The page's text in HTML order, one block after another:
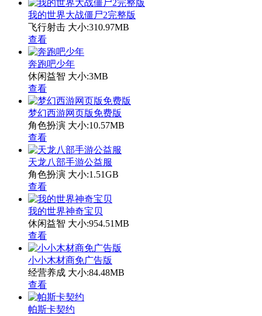
我的世界大战僵尸2完整版
飞行射击 大小:310.97MB
查看
奔跑吧少年
休闲益智 大小:3MB
查看
梦幻西游网页版免费版
角色扮演 大小:10.57MB
查看
天龙八部手游公益服
角色扮演 大小:1.51GB
查看
我的世界神奇宝贝
休闲益智 大小:954.51MB
查看
小小木材商免广告版
经营养成 大小:84.48MB
查看
帕斯卡契约